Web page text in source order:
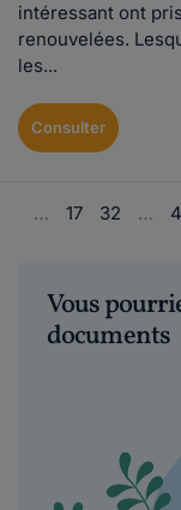
intéressant ont
renouvelées.
les...
Consulter
… 17 32 …
Vous
documents